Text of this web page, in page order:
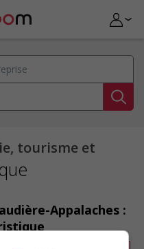
tourisme et
Appalaches :